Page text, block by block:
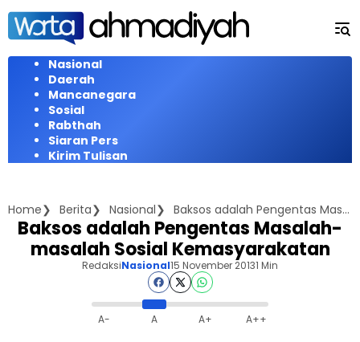
Langsung
konten
Nasional
Daerah
Mancanegara
Sosial
Rabthah
Siaran Pers
Kirim Tulisan
Home Berita Nasional Baksos adalah Pengentas Masalah-masalah Sosial Kemasyarakatan
Baksos adalah Pengentas Masalah-
masalah Sosial Kemasyarakatan
RedaksiNasional15 November 20131 Min
A- A A+ A++